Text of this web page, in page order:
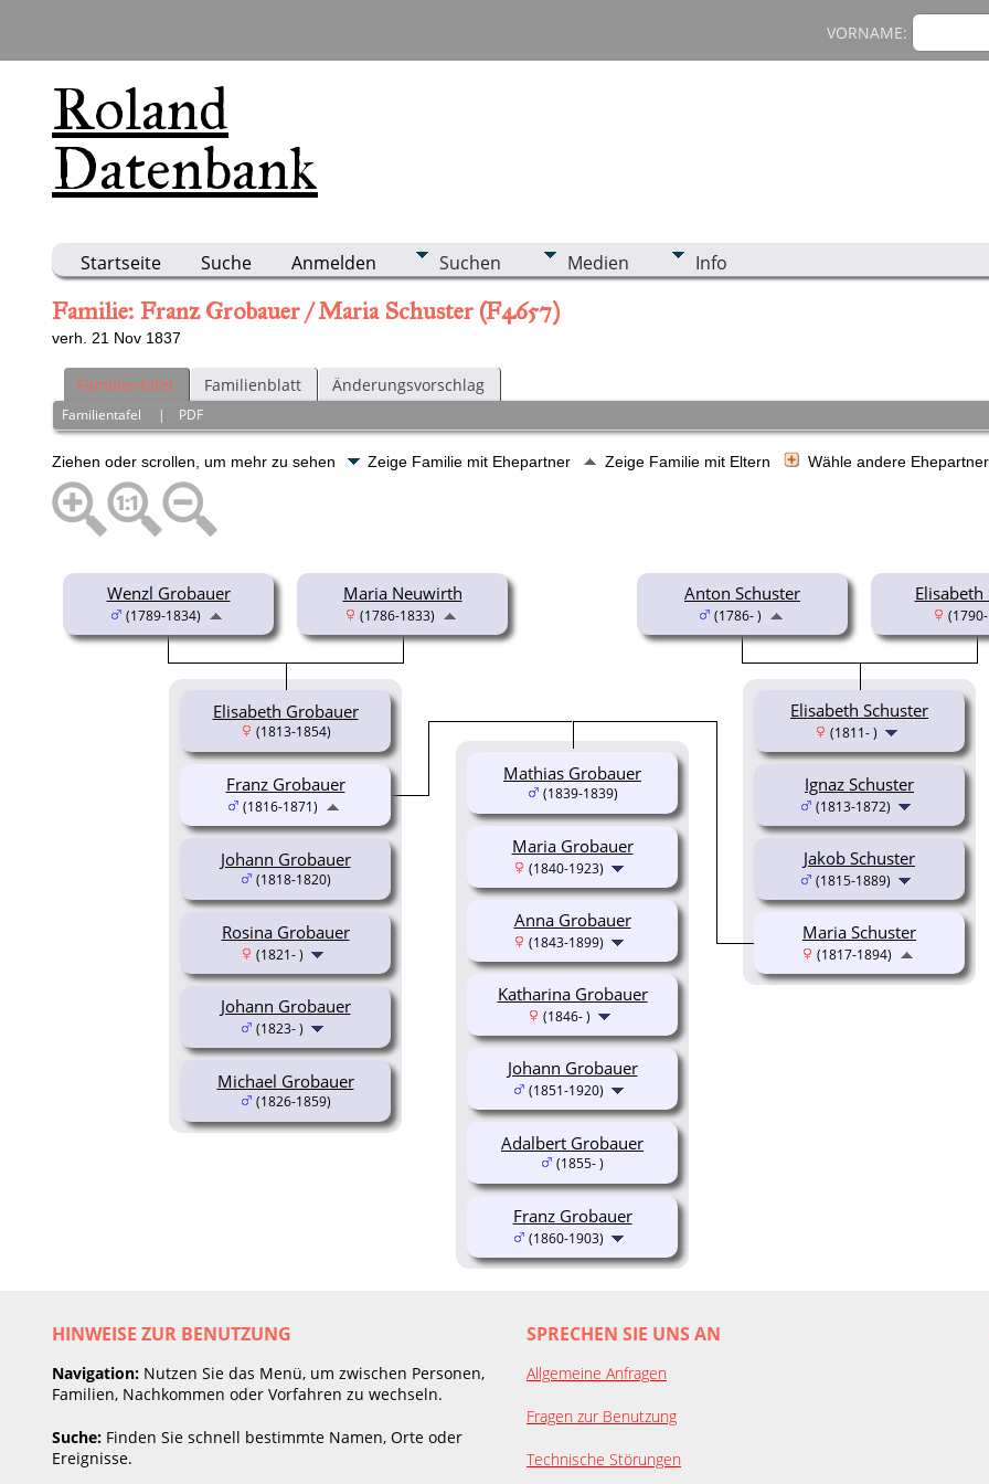
Roland
Datenbank
VORNAME:
Startseite Suche Anmelden Suchen Medien Info
Familie: Franz Grobauer / Maria Schuster (F4657)
verh. 21 Nov 1837
Familientafel Familienblatt Änderungsvorschlag
Familientafel | PDF
Ziehen oder scrollen, um mehr zu sehen Zeige Familie mit Ehepartner Zeige Familie mit Eltern Wähle andere Ehepartner
Wenzl Grobauer
(1789-1834)
Maria Neuwirth
(1786-1833)
Elisabeth Grobauer
(1813-1854)
Johann Grobauer
(1818-1820)
Rosina Grobauer
(1821- )
Johann Grobauer
(1823- )
Michael Grobauer
(1826-1859)
Anton Schuster
(1786- )
Elisabeth Schuster
(1811- )
Ignaz Schuster
(1813-1872)
Jakob Schuster
(1815-1889)
Franz Grobauer
(1816-1871)
Maria Schuster
(1817-1894)
Mathias Grobauer
(1839-1839)
Maria Grobauer
(1840-1923)
Anna Grobauer
(1843-1899)
Katharina Grobauer
(1846- )
Johann Grobauer
(1851-1920)
Adalbert Grobauer
(1855- )
Franz Grobauer
(1860-1903)
HINWEISE ZUR BENUTZUNG
Navigation: Nutzen Sie das Menü, um zwischen Personen,
Familien, Nachkommen oder Vorfahren zu wechseln.
Suche: Finden Sie schnell bestimmte Namen, Orte oder
Ereignisse.
SPRECHEN SIE UNS AN
Allgemeine Anfragen
Fragen zur Benutzung
Technische Störungen